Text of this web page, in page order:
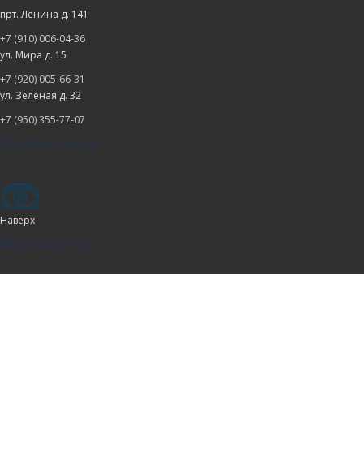
прт. Ленина д. 141
+7 (910) 006-04-36
ул. Мира д. 15
+7 (920) 005-66-31
ул. Зеленая д. 32
+7 (950) 355-77-07
Способы оплаты
Наверх
Мы в соц сетях